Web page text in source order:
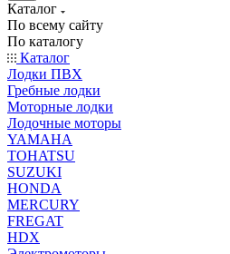
Каталог
По всему сайту
По каталогу
Каталог
Лодки ПВХ
Гребные лодки
Моторные лодки
Лодочные моторы
YAMAHA
TOHATSU
SUZUKI
HONDA
MERCURY
FREGAT
HDX